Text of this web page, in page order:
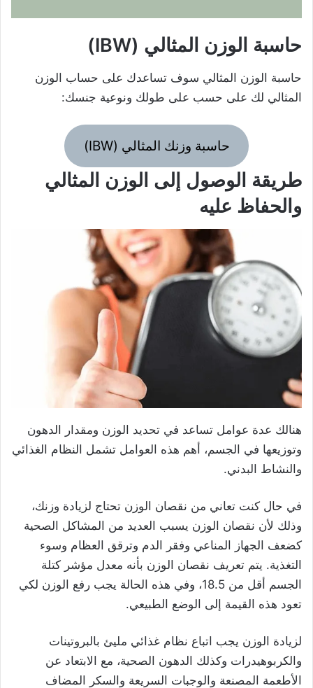
حاسبة الوزن المثالي (IBW)
حاسبة الوزن المثالي سوف تساعدك على حساب الوزن
المثالي لك على حسب على طولك ونوعية جنسك:
حاسبة وزنك المثالي (IBW)
طريقة الوصول إلى الوزن المثالي
والحفاظ عليه
هنالك عدة عوامل تساعد في تحديد الوزن ومقدار الدهون
وتوزيعها في الجسم، أهم هذه العوامل تشمل النظام الغذائي
والنشاط البدني.
في حال كنت تعاني من نقصان الوزن تحتاج لزيادة وزنك،
وذلك لأن نقصان الوزن يسبب العديد من المشاكل الصحية
كضعف الجهاز المناعي وفقر الدم وترقق العظام وسوء
التغذية. يتم تعريف نقصان الوزن بأنه معدل مؤشر كتلة
الجسم أقل من 18.5، وفي هذه الحالة يجب رفع الوزن لكي
تعود هذه القيمة إلى الوضع الطبيعي.
لزيادة الوزن يجب اتباع نظام غذائي مليئ بالبروتينات
والكربوهيدرات وكذلك الدهون الصحية، مع الابتعاد عن
الأطعمة المصنعة والوجبات السريعة والسكر المضاف